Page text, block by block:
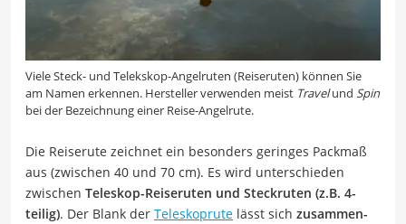
Viele Steck- und Telekskop-Angelruten (Reiseruten) können Sie
am Namen erkennen. Hersteller verwenden meist Travelund Spin
bei der Bezeichnung einer Reise-Angelrute.
Die Reiserute zeichnet ein besonders geringes Packmaß
aus (zwischen 40 und 70 cm). Es wird unterschieden
zwischen Teleskop-Reiseruten und Steckruten (z.B. 4-
teilig). Der Blank der Teleskoprute lässt sich zusammen-